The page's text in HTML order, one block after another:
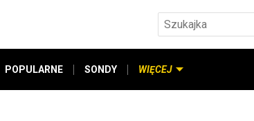
POPULARNE SONDY WIĘCEJ